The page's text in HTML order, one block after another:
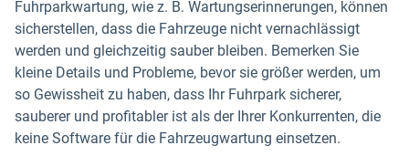
Fuhrparkwartung, wie z. B. Wartungserinnerungen, können
sicherstellen, dass die Fahrzeuge nicht vernachlässigt
werden und gleichzeitig sauber bleiben. Bemerken Sie
kleine Details und Probleme, bevor sie größer werden, um
so Gewissheit zu haben, dass Ihr Fuhrpark sicherer,
sauberer und profitabler ist als der Ihrer Konkurrenten, die
keine Software für die Fahrzeugwartung einsetzen.